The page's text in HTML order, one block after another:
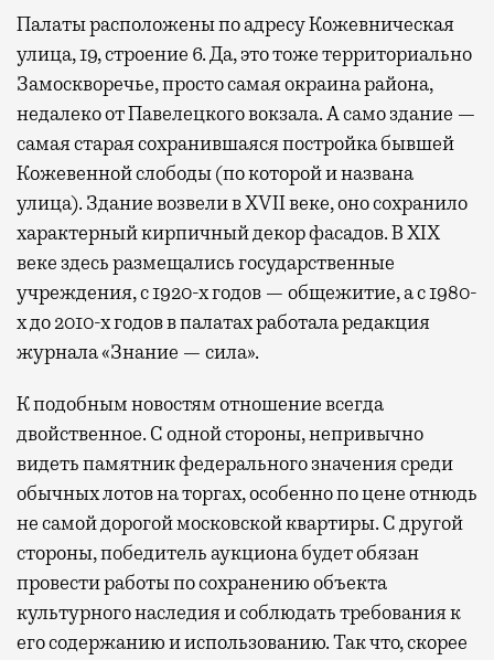
Палаты расположены по адресу Кожевническая
улица, 19, строение 6. Да, это тоже территориально
Замоскворечье, просто самая окраина района,
недалеко от Павелецкого вокзала. А само здание —
самая старая сохранившаяся постройка бывшей
Кожевенной слободы (по которой и названа
улица). Здание возвели в XVII веке, оно сохранило
характерный кирпичный декор фасадов. В XIX
веке здесь размещались государственные
учреждения, с 1920-х годов — общежитие, а с 1980-
х до 2010-х годов в палатах работала редакция
журнала «Знание — сила».
К подобным новостям отношение всегда
двойственное. С одной стороны, непривычно
видеть памятник федерального значения среди
обычных лотов на торгах, особенно по цене отнюдь
не самой дорогой московской квартиры. С другой
стороны, победитель аукциона будет обязан
провести работы по сохранению объекта
культурного наследия и соблюдать требования к
его содержанию и использованию. Так что, скорее